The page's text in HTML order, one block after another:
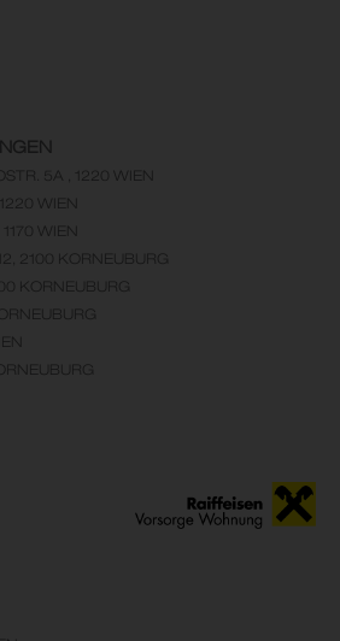
5A , 1220 WIEN
WIEN
WIEN
2100 KORNEUBURG
KORNEUBURG